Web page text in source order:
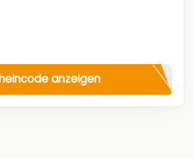
anzeigen